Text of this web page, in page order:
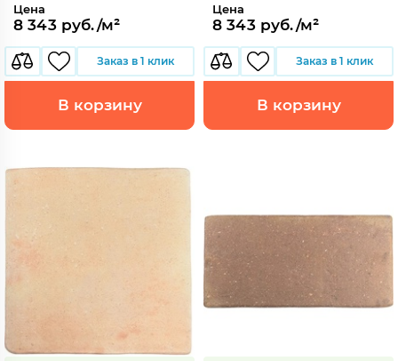
Цена
8 343 руб./м²
Заказ в 1 клик
В корзину
Цена
8 343 руб./м²
Заказ в 1 клик
В корзину